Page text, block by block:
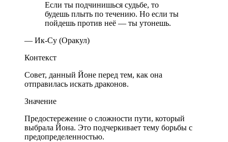
Если ты подчинишься судьбе, то
будешь плыть по течению. Но если ты
пойдешь против неё — ты утонешь.
— Ик-Су (Оракул)
Контекст
Совет, данный Йоне перед тем, как она
отправилась искать драконов.
Значение
Предостережение о сложности пути, который
выбрала Йона. Это подчеркивает тему борьбы с
предопределенностью.